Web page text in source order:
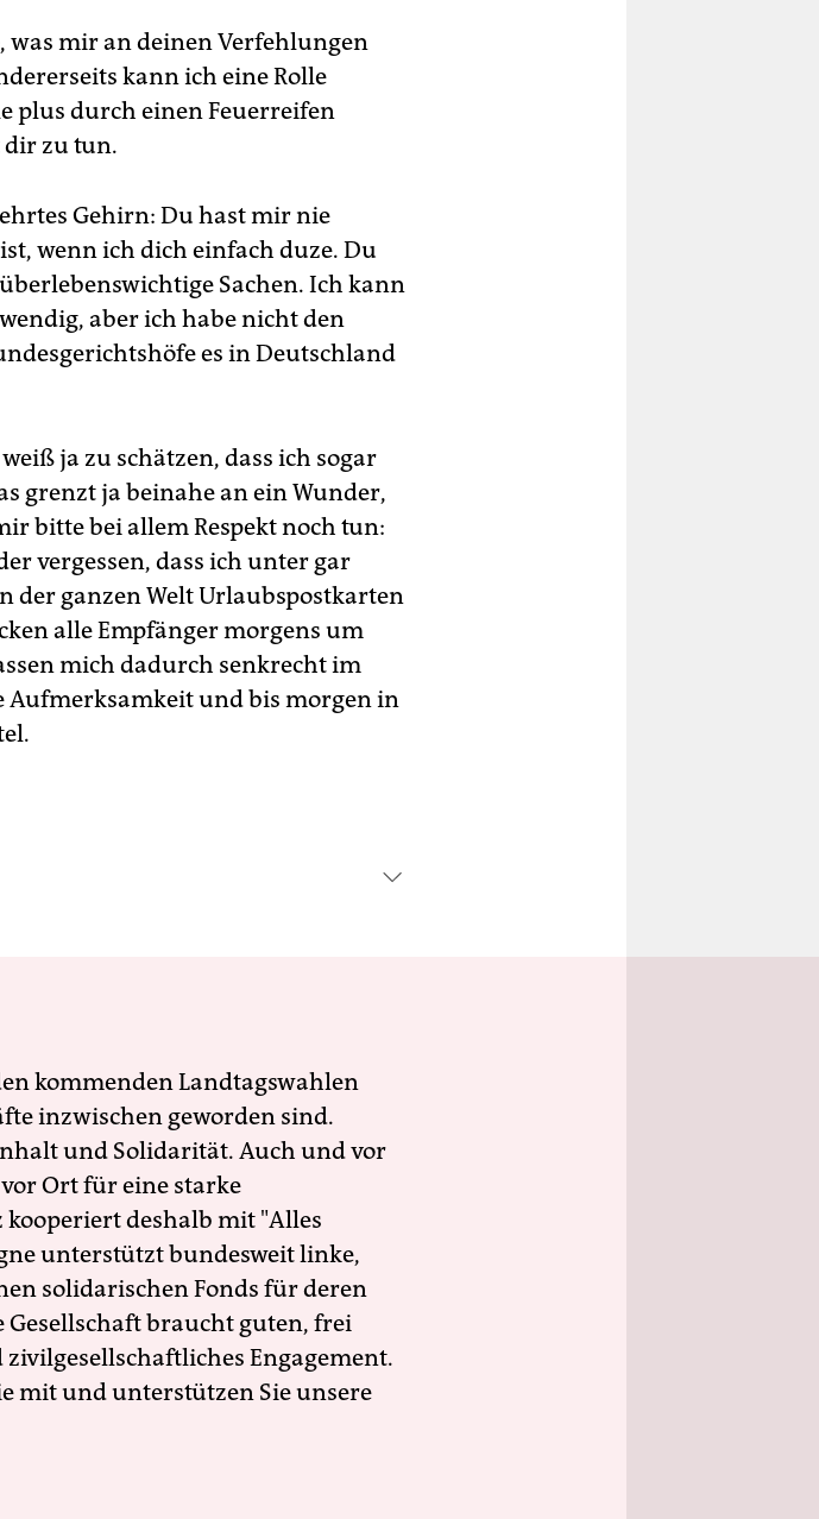
was mir an deinen Verfehlungen
kann ich eine Rolle
plus durch einen Feuerreifen
dir zu tun.
Gehirn: Du hast mir nie
wenn ich dich einfach duze. Du
Sachen. Ich kann
aber ich habe nicht den
es in Deutschland
ja zu schätzen, dass ich sogar
grenzt ja beinahe an ein Wunder,
bitte bei allem Respekt noch tun:
vergessen, dass ich unter gar
der ganzen Welt Urlaubspostkarten
alle Empfänger morgens um
mich dadurch senkrecht im
Aufmerksamkeit und bis morgen in
kommenden Landtagswahlen
inzwischen geworden sind.
und Solidarität. Auch und vor
Ort für eine starke
kooperiert deshalb mit "Alles
unterstützt bundesweit linke,
solidarischen Fonds für deren
Gesellschaft braucht guten, frei
Engagement.
mit und unterstützen Sie unsere